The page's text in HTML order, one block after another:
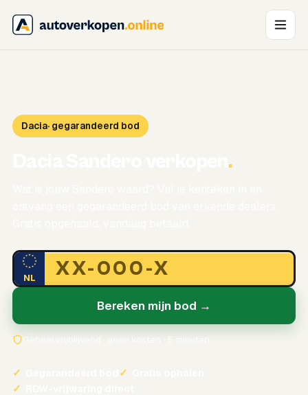
Dacia· gegarandeerd bod
.
NL
Bereken mijn bod →
✓ ✓
✓